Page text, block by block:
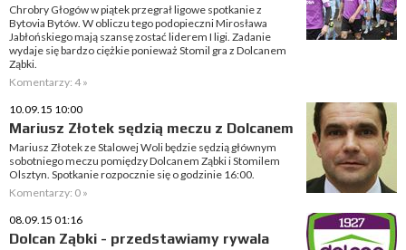
Chrobry Głogów w piątek przegrał ligowe spotkanie z
Bytovia Bytów. W obliczu tego podopieczni Mirosława
Jabłońskiego mają szansę zostać liderem I ligi. Zadanie
wydaje się bardzo ciężkie ponieważ Stomil gra z Dolcanem
Ząbki.
Komentarzy: 4 »
10.09.15 10:00
Mariusz Złotek sędzią meczu z Dolcanem
Mariusz Złotek ze Stalowej Woli będzie sędzią głównym
sobotniego meczu pomiędzy Dolcanem Ząbki i Stomilem
Olsztyn. Spotkanie rozpocznie się o godzinie 16:00.
Komentarzy: 0 »
08.09.15 01:16
Dolcan Ząbki - przedstawiamy rywala